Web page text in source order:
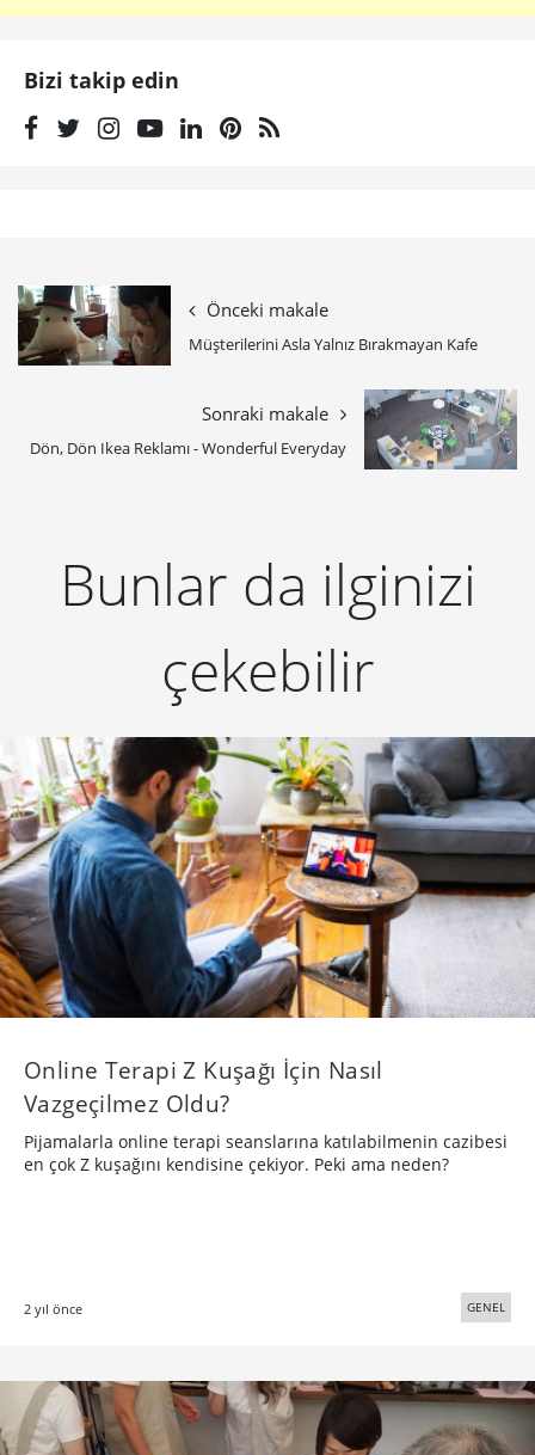
Bizi takip edin
Önceki makale
Müşterilerini Asla Yalnız Bırakmayan Kafe
Sonraki makale
Dön, Dön Ikea Reklamı - Wonderful Everyday
Bunlar da ilginizi
çekebilir
Online Terapi Z Kuşağı İçin Nasıl
Vazgeçilmez Oldu?
Pijamalarla online terapi seanslarına katılabilmenin cazibesi
en çok Z kuşağını kendisine çekiyor. Peki ama neden?
2 yıl önce GENEL